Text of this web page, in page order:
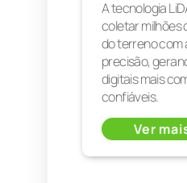
A tecnologia
coletar milhões
do terreno com
precisão,
digitais mais
confiáveis.
Ver